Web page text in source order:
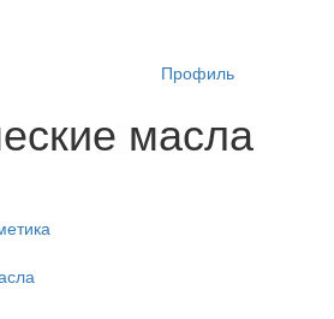
Профиль
масла